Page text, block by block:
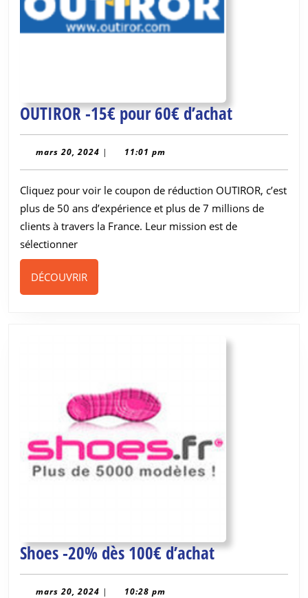
OUTIROR -15€ pour 60€ d’achatOUTIROR
-15€
60€
d’achat
mars 20, 2024 mars
| 11:01 pm
Cliquez pour voir le coupon de réduction OUTIROR, c’est
plus de 50 ans d’expérience et plus de 7 millions de
clients à travers la France. Leur mission est de
sélectionner
DÉCOUVRIRDÉCOUVRIR
Shoes -20% dès 100€ d’achatShoes
-20%
mars 20, 2024 mars
| 10:28 pm